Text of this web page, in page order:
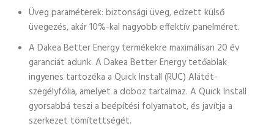
Üveg paraméterek: biztonsági üveg, edzett külső
üvegezés, akár 10%-kal nagyobb effektív panelméret.
A Dakea Better Energy termékekre maximálisan 20 év
garanciát adunk. A Dakea Better Energy tetőablak
ingyenes tartozéka a Quick Install (RUC) Alátét-
szegélyfólia, amelyet a doboz tartalmaz. A Quick Install
gyorsabbá teszi a beépítési folyamatot, és javítja a
szerkezet tömítettségét.